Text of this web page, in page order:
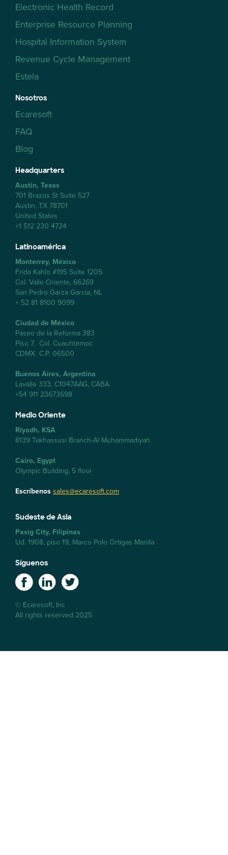
Electronic Health Record
Enterprise Resource Planning
Hospital Information System
Revenue Cycle Management
Estela
Nosotros
Ecaresoft
FAQ
Blog
Headquarters
Austin, Texas
701 Brazos St Suite 527
Austin, TX 78701
United States
+1 512 230 4724
Latinoamérica
Monterrey, México
Frida Kahlo #195 Suite 1205
Col. Valle Oriente, 66269
San Pedro Garza García, NL
+ 52 81 8100 9099
Ciudad de México
Paseo de la Reforma 383
Piso 7, Col. Cuauhtémoc
CDMX C.P. 06500
Buenos Aires, Argentina
Lavalle 333, C1047AAG, CABA
+54 911 23673698
Medio Oriente
Riyadh, KSA
8139 Takhassusi Branch-Al Muhammadiyah
Cairo, Egypt
Olympic Building, 5 floor
Escríbenossales@ecaresoft.com
Sudeste de Asia
Pasig City, Filipinas
Ud. 1908, piso 19, Marco Polo Ortigas Manila
Síguenos
© Ecaresoft, Inc
All rights reserved 2025